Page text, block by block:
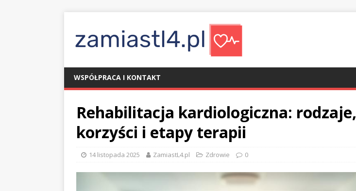
WSPÓŁPRACA I KONTAKT
Rehabilitacja kardiologiczna: rodzaje,
korzyści i etapy terapii
14 listopada 2025 ZamiastL4.pl Zdrowie 0